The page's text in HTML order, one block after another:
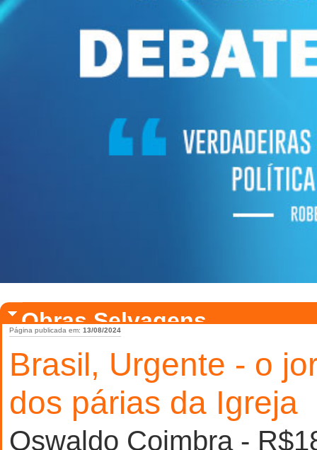
Obras Selvagens
Brasil, Urgente - o
dos párias da Igreja
Página publicada em: 13/08/2024
Oswaldo Coimbra -